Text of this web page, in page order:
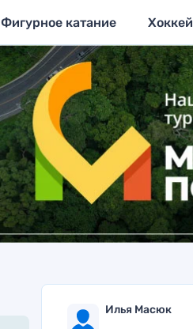
Фигурное катание Хоккей
Илья Масюк